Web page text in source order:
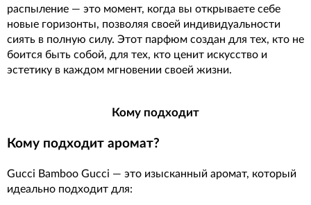
распыление — это момент, когда вы открываете себе
новые горизонты, позволяя своей индивидуальности
сиять в полную силу. Этот парфюм создан для тех, кто не
боится быть собой, для тех, кто ценит искусство и
эстетику в каждом мгновении своей жизни.
Кому подходит
Кому подходит аромат?
Gucci Bamboo Gucci — это изысканный аромат, который
идеально подходит для: